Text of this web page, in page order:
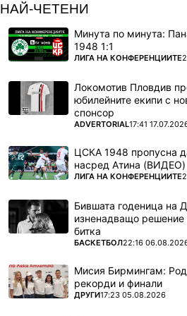
Снимка: Lap.bg
Моята цел беше медал и аз
осъзнавам, разбира се, че
първи, но като цяло да
олимпийски игри и там да се
се оценява от хора и може да
субективна страна, това е
велико за мен и аз съм
щастлива! Така че и трета да
първа да бях станала, мисля,
същия начин щях да се
НАЙ-ЧЕТЕНИ
Минута по минута:
1948 1:1
ПОВЕЧЕ ОТ
ЛИГА НА КОНФЕРЕНЦИИТЕ
Локомотив Пловдив
юбилейните екипи с
спонсор
ПОВЕЧЕ ОТ
ADVERTORIAL17:41
ЦСКА 1948 пропусна
насред Атина (ВИДЕО)
ПОВЕЧЕ ОТ
ЛИГА НА КОНФЕРЕНЦИИТЕ
Бившата годеница на
изненадващо решение
битка
ПОВЕЧЕ ОТ
БАСКЕТБОЛ22:16
Мисия Бирмингам:
рекорди и финали
ПОВЕЧЕ ОТ
ДРУГИ17:23 05.08.2026